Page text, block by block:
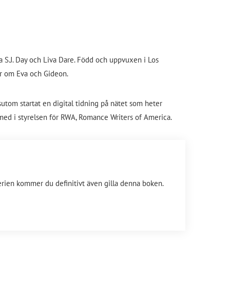
Day och Liva Dare. Född och uppvuxen i Los
Eva och Gideon.
startat en digital tidning på nätet som heter
i styrelsen för RWA, Romance Writers of America.
kommer du definitivt även gilla denna boken.